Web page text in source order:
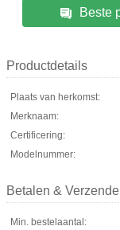
Beste
Productdetails
Plaats van herkomst:
Merknaam:
Certificering:
Modelnummer:
Betalen &
Min. bestelaantal: